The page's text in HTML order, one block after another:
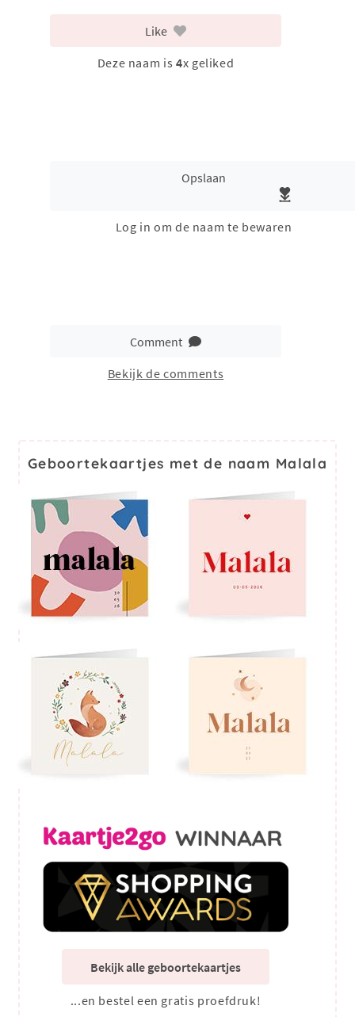
Like
Deze naam is 4x geliked
Opslaan
Log in om de naam te bewaren
Comment
Bekijk de comments
Geboortekaartjes met de naam Malala
Bekijk alle geboortekaartjes
...en bestel een gratis proefdruk!